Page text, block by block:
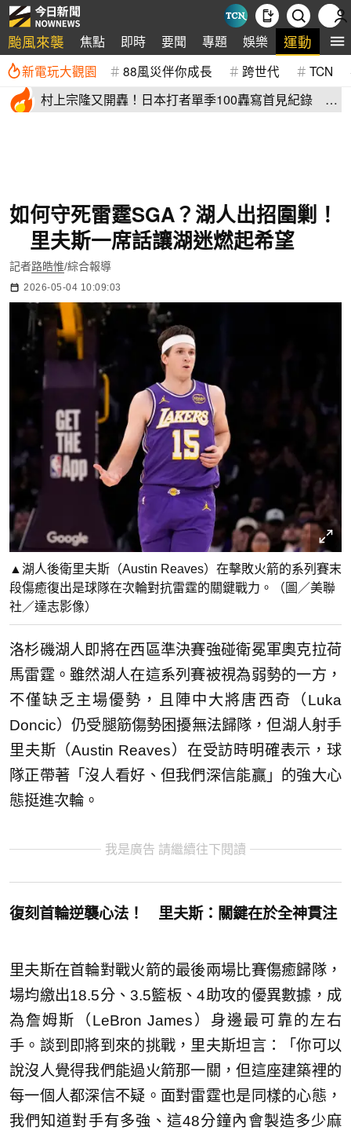
颱風來襲 焦點 即時 要聞 專題 娛樂 運動 全
新電玩大觀園 88風災伴你成長 跨世代 TCN
村上宗隆又開轟！日本打者單季100轟寫首見紀錄 這
如何守死雷霆SGA？湖人出招圍剿！
里夫斯一席話讓湖迷燃起希望
記者路皓惟/綜合報導
2026-05-04 10:09:03
▲湖人後衛里夫斯（Austin Reaves）在擊敗火箭的系列賽末
段傷癒復出是球隊在次輪對抗雷霆的關鍵戰力。（圖／美聯
社／達志影像）
洛杉磯湖人即將在西區準決賽強碰衛冕軍奧克拉荷
馬雷霆。雖然湖人在這系列賽被視為弱勢的一方，
不僅缺乏主場優勢，且陣中大將唐西奇（Luka
Doncic）仍受腿筋傷勢困擾無法歸隊，但湖人射手
里夫斯（Austin Reaves）在受訪時明確表示，球
隊正帶著「沒人看好、但我們深信能贏」的強大心
態挺進次輪。
我是廣告 請繼續往下閱讀
復刻首輪逆襲心法！ 里夫斯：關鍵在於全神貫注
里夫斯在首輪對戰火箭的最後兩場比賽傷癒歸隊，
場均繳出18.5分、3.5籃板、4助攻的優異數據，成
為詹姆斯（LeBron James）身邊最可靠的左右
手。談到即將到來的挑戰，里夫斯坦言：「你可以
說沒人覺得我們能過火箭那一關，但這座建築裡的
每一個人都深信不疑。面對雷霆也是同樣的心態，
我們知道對手有多強、這48分鐘內會製造多少麻